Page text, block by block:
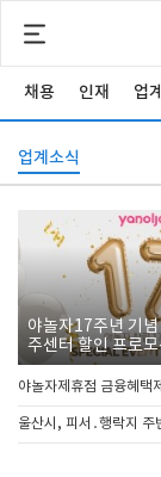
채용 인재 업
업계소식
야놀자17주년 기
주센터 할인 프로
야놀자제휴점 금융혜택
울산시, 피서․행락지